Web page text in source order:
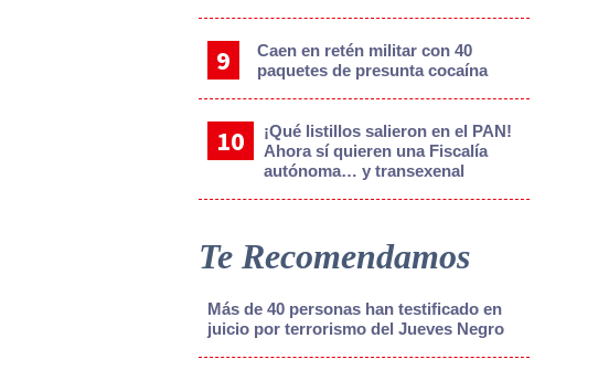
Caen en retén militar con 40
paquetes de presunta cocaína
¡Qué listillos salieron en el PAN!
Ahora sí quieren una Fiscalía
autónoma… y transexenal
Te Recomendamos
Más de 40 personas han testificado en
juicio por terrorismo del Jueves Negro